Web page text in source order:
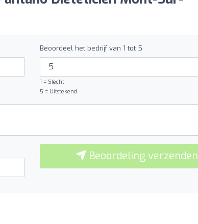
Beoordeel het bedrijf van 1 tot 5
1 = Slecht
5 = Uitstekend
Beoordeling verzenden